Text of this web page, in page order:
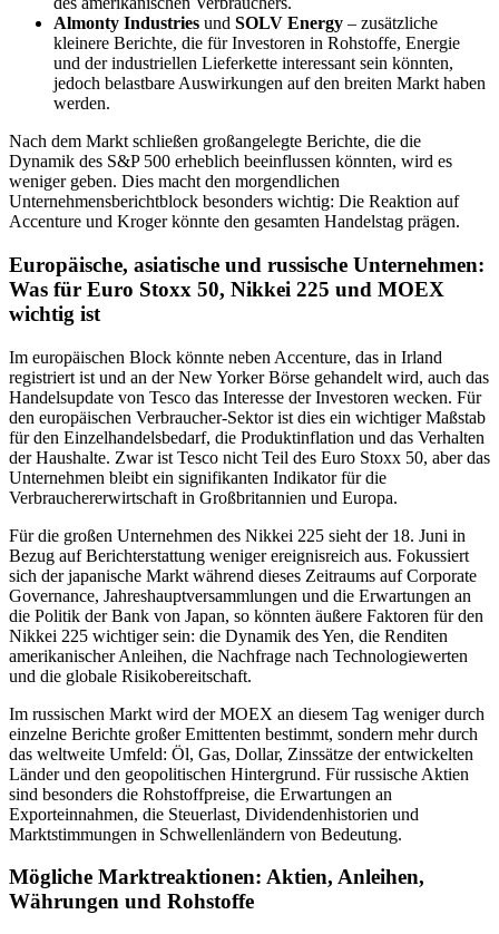
Almonty Industries und SOLV Energy – zusätzliche
kleinere Berichte, die für Investoren in Rohstoffe, Energie
und der industriellen Lieferkette interessant sein könnten,
jedoch belastbare Auswirkungen auf den breiten Markt haben
werden.
Nach dem Markt schließen großangelegte Berichte, die die
Dynamik des S&P 500 erheblich beeinflussen könnten, wird es
weniger geben. Dies macht den morgendlichen
Unternehmensberichtblock besonders wichtig: Die Reaktion auf
Accenture und Kroger könnte den gesamten Handelstag prägen.
Europäische, asiatische und russische Unternehmen:
Was für Euro Stoxx 50, Nikkei 225 und MOEX
wichtig ist
Im europäischen Block könnte neben Accenture, das in Irland
registriert ist und an der New Yorker Börse gehandelt wird, auch das
Handelsupdate von Tesco das Interesse der Investoren wecken. Für
den europäischen Verbraucher-Sektor ist dies ein wichtiger Maßstab
für den Einzelhandelsbedarf, die Produktinflation und das Verhalten
der Haushalte. Zwar ist Tesco nicht Teil des Euro Stoxx 50, aber das
Unternehmen bleibt ein signifikanten Indikator für die
Verbrauchererwirtschaft in Großbritannien und Europa.
Für die großen Unternehmen des Nikkei 225 sieht der 18. Juni in
Bezug auf Berichterstattung weniger ereignisreich aus. Fokussiert
sich der japanische Markt während dieses Zeitraums auf Corporate
Governance, Jahreshauptversammlungen und die Erwartungen an
die Politik der Bank von Japan, so könnten äußere Faktoren für den
Nikkei 225 wichtiger sein: die Dynamik des Yen, die Renditen
amerikanischer Anleihen, die Nachfrage nach Technologiewerten
und die globale Risikobereitschaft.
Im russischen Markt wird der MOEX an diesem Tag weniger durch
einzelne Berichte großer Emittenten bestimmt, sondern mehr durch
das weltweite Umfeld: Öl, Gas, Dollar, Zinssätze der entwickelten
Länder und den geopolitischen Hintergrund. Für russische Aktien
sind besonders die Rohstoffpreise, die Erwartungen an
Exporteinnahmen, die Steuerlast, Dividendenhistorien und
Marktstimmungen in Schwellenländern von Bedeutung.
Mögliche Marktreaktionen: Aktien, Anleihen,
Währungen und Rohstoffe